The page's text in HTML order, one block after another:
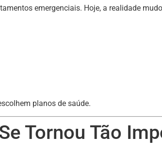
emergenciais. Hoje, a realidade
planos de saúde.
Tornou Tão